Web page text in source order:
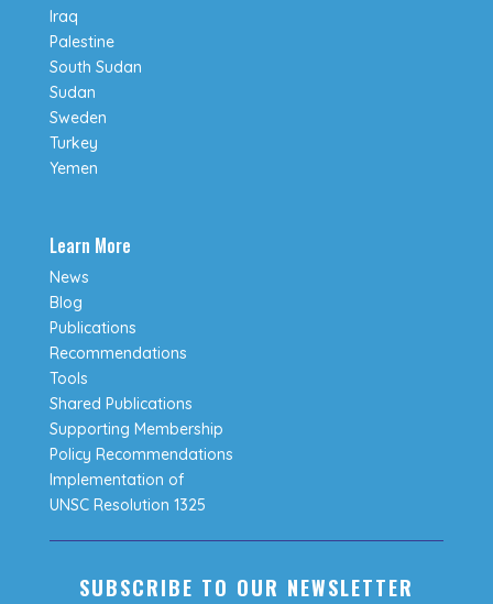
Iraq
Palestine
South Sudan
Sudan
Sweden
Turkey
Yemen
Learn More
News
Blog
Publications
Recommendations
Tools
Shared Publications
Supporting Membership
Policy Recommendations
Implementation of
UNSC Resolution 1325
SUBSCRIBE TO OUR NEWSLETTER